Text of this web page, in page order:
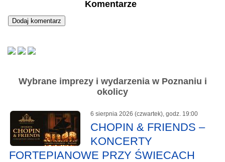
Komentarze
Wybrane imprezy i wydarzenia w Poznaniu i
okolicy
6 sierpnia 2026 (czwartek), godz. 19:00
CHOPIN & FRIENDS –
KONCERTY
FORTEPIANOWE PRZY ŚWIECACH